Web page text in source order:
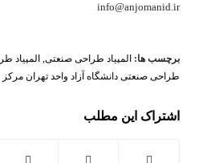
info@anjomanid.ir
برچسب ها: المپیاد طراحی صنعتی, المپیاد
طراحی صنعتی دانشگاه آزاد واحد تهران مرکز
اشتراک این مطلب